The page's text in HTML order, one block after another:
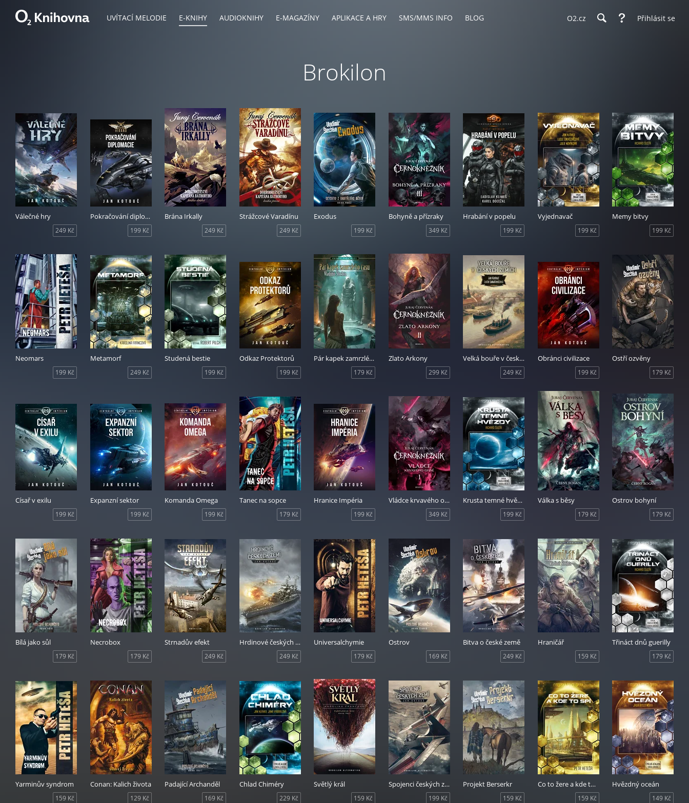
UVÍTACÍ MELODIE E-KNIHY AUDIOKNIHY E-MAGAZÍNY APLIKACE A HRY SMS/MMS INFO BLOG O2.cz Přihlásit se
Brokilon
Válečné hry
249 Kč
Pokračování diplomacie
199 Kč
Brána Irkally
249 Kč
Strážcové Varadínu
249 Kč
Exodus
199 Kč
Bohyně a přízraky
349 Kč
Hrabání v popelu
199 Kč
Vyjednavač
199 Kč
Memy bitvy
199 Kč
Neomars
199 Kč
Metamorf
249 Kč
Studená bestie
199 Kč
Odkaz Protektorů
199 Kč
Pár kapek zamrzlého času
179 Kč
Zlato Arkony
299 Kč
Velká bouře v českých zemích
249 Kč
Obránci civilizace
199 Kč
Ostří ozvěny
179 Kč
Císař v exilu
199 Kč
Expanzní sektor
199 Kč
Komanda Omega
199 Kč
Tanec na sopce
179 Kč
Hranice Impéria
199 Kč
Vládce krvavého ohně
349 Kč
Krusta temné hvězdy
199 Kč
Válka s běsy
179 Kč
Ostrov bohyní
179 Kč
Bílá jako sůl
179 Kč
Necrobox
179 Kč
Strnadův efekt
249 Kč
Hrdinové českých zemí
249 Kč
Universalchymie
179 Kč
Ostrov
169 Kč
Bitva o české země
249 Kč
Hraničář
159 Kč
Třináct dnů guerilly
179 Kč
Yarminův syndrom
159 Kč
Conan: Kalich života
129 Kč
Padající Archanděl
169 Kč
Chlad Chiméry
229 Kč
Světlý král
159 Kč
Spojenci českých zemí
199 Kč
Projekt Berserkr
159 Kč
Co to žere a kde to spí
159 Kč
Hvězdný oceán
149 Kč